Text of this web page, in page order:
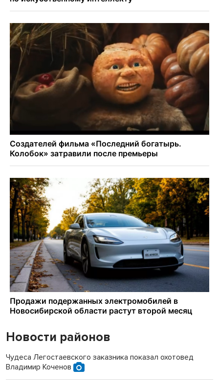
Новости районов
Чудеса Легостаевского заказника показал охотовед
Владимир Коченов